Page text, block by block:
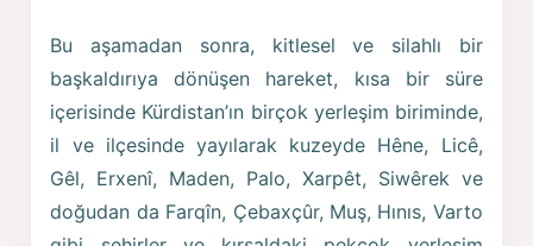
Bu aşamadan sonra, kitlesel ve silahlı bir
başkaldırıya dönüşen hareket, kısa bir süre
içerisinde Kürdistan’ın birçok yerleşim biriminde,
il ve ilçesinde yayılarak kuzeyde Hêne, Licê,
Gêl, Erxenî, Maden, Palo, Xarpêt, Siwêrek ve
doğudan da Farqîn, Çebaxçûr, Muş, Hınıs, Varto